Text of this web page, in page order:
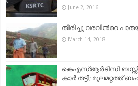
June 2, 2016
തിരിച്ചു വരവിന്‍റെ
March 14, 2018
കെഎസ്ആര്‍ടിസി
കാര്‍ തട്ടി; മൂലമറ്റത്ത്